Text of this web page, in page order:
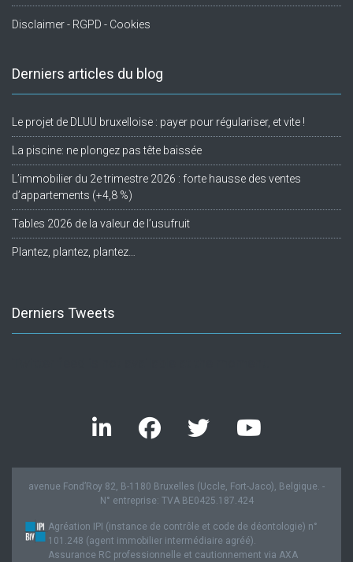
Disclaimer - RGPD - Cookies
Derniers articles du blog
Le projet de DLUU bruxelloise : payer pour régulariser, et vite !
La piscine: ne plongez pas tête baissée
L’immobilier du 2e trimestre 2026 : forte hausse des ventes
d’appartements (+4,8 %)
Tables 2026 de la valeur de l’usufruit
Plantez, plantez, plantez…
Derniers Tweets
avenue Fond’Roy 82, B-1180 Bruxelles (Uccle, Fort-Jaco), Belgique. -
N° entreprise: TVA BE0425.187.424
Agréation IPI (instance de contrôle et code de déontologie) n°
101.248 (agent immobilier intermédiaire agréé).
Assurance RC professionnelle et cautionnement via AXA